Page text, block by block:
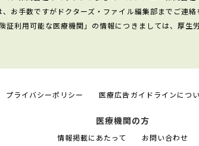
お手数ですがドクターズ・ファイル編集部までご連絡
証利用可能な医療機関」の情報につきましては、厚生
プライバシーポリシー 医療広告ガイドラインにつ
医療機関の方
情報掲載にあたって お問い合わせ